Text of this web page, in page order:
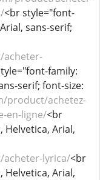
<br style="font-
sans-serif;
family:
serif; font-size:
product/achetez-
en-ligne/<br
Helvetica, Arial,
lyrica/<br
Helvetica, Arial,